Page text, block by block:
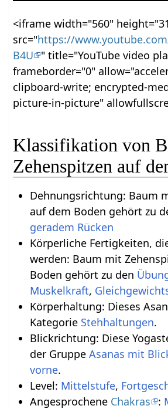
<iframe width="560"
src="https://
B4U
" title="YouTube video
frameborder="0"
clipboard-write; encrypted-
picture-in-picture"
Klassifikation von
Zehenspitzen auf
Dehnungsrichtung: Baum
auf dem Boden gehört zu
geradem Rücken
Körperliche Fertigkeiten,
werden: Baum mit
Boden gehört zu den
Muskelkraft,
Körperhaltung: Dieses
Kategorie Stehhaltungen.
Blickrichtung: Diese
der Gruppe Asanas mit
vorne.
Level: Mittelstufe,
Angesprochene Chakras :